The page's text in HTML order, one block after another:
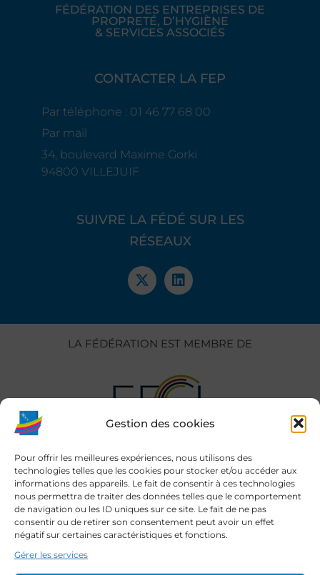
Gestion des cookies
Pour offrir les meilleures expériences, nous utilisons des
technologies telles que les cookies pour stocker et/ou accéder aux
informations des appareils. Le fait de consentir à ces technologies
nous permettra de traiter des données telles que le comportement
de navigation ou les ID uniques sur ce site. Le fait de ne pas
consentir ou de retirer son consentement peut avoir un effet
négatif sur certaines caractéristiques et fonctions.
Gérer les services
FÉDÉRATION DES ENTREPRISES DE
PROPRETÉ, D’HYGIÈNE
& SERVICES ASSOCIÉS
CONTACTER LA FEP
Par téléphone : 01 46 77 68 00
Par mail
34, boulevard Maxime Gorki
94800 VILLEJUIF
SUIVRE LA FÉDÉ SUR LES
RÉSEAUX
LA FÉDÉRATION EST MEMBRE DE